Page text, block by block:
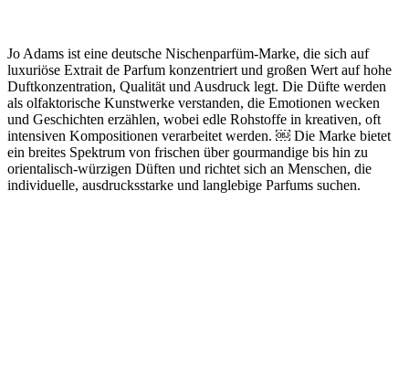
Jo Adams ist eine deutsche Nischenparfüm-Marke, die sich auf
luxuriöse Extrait de Parfum konzentriert und großen Wert auf hohe
Duftkonzentration, Qualität und Ausdruck legt. Die Düfte werden
als olfaktorische Kunstwerke verstanden, die Emotionen wecken
und Geschichten erzählen, wobei edle Rohstoffe in kreativen, oft
intensiven Kompositionen verarbeitet werden. ￼ Die Marke bietet
ein breites Spektrum von frischen über gourmandige bis hin zu
orientalisch-würzigen Düften und richtet sich an Menschen, die
individuelle, ausdrucksstarke und langlebige Parfums suchen.